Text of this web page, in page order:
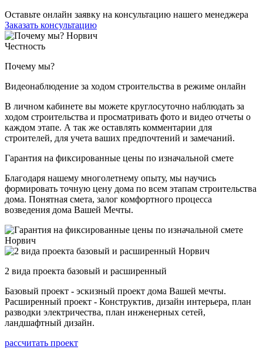
Оставьте онлайн заявку на консультацию нашего менеджера
Заказать консультацию
Честность
Почему мы?
Видеонаблюдение за ходом строительства в режиме онлайн
В личном кабинете вы можете круглосуточно наблюдать за
ходом строительства и просматривать фото и видео отчеты о
каждом этапе. А так же оставлять комментарии для
строителей, для учета ваших предпочтений и замечаний.
Гарантия на фиксированные цены по изначальной смете
Благодаря нашему многолетнему опыту, мы научись
формировать точную цену дома по всем этапам строительства
дома. Понятная смета, залог комфортного процесса
возведения дома Вашей Мечты.
2 вида проекта базовый и расширенный
Базовый проект - эскизный проект дома Вашей мечты.
Расширенный проект - Конструктив, дизайн интерьера, план
разводки электричества, план инженерных сетей,
ландшафтный дизайн.
рассчитать проект